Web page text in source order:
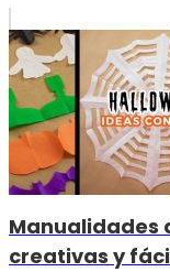
Manualidades
creativas y